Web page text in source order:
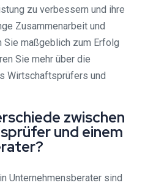
zu verbessern und ihre
Zusammenarbeit und
Sie maßgeblich zum Erfolg
Sie mehr über die
Wirtschaftsprüfers und
zwischen
und einem
Unternehmensberater sind